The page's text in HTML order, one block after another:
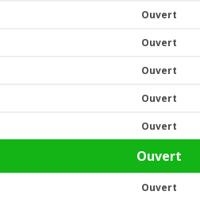
Ouvert
Ouvert
Ouvert
Ouvert
Ouvert
Ouvert
Ouvert